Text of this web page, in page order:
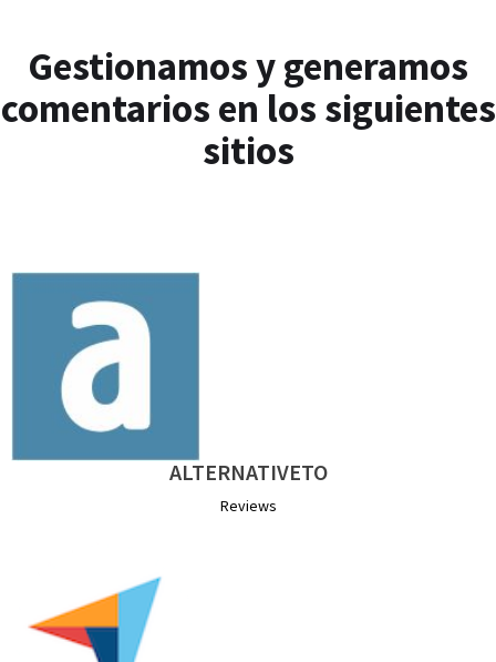
Gestionamos y generamos
comentarios en los siguientes
sitios
ALTERNATIVETO
Reviews